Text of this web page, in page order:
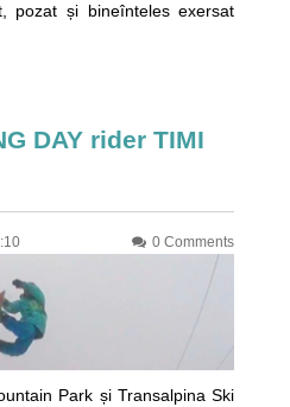
pozat și bineînteles exersat
DAY rider TIMI
0 Comments
Park și Transalpina Ski